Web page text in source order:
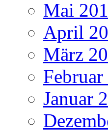
Mai
April
März
Januar